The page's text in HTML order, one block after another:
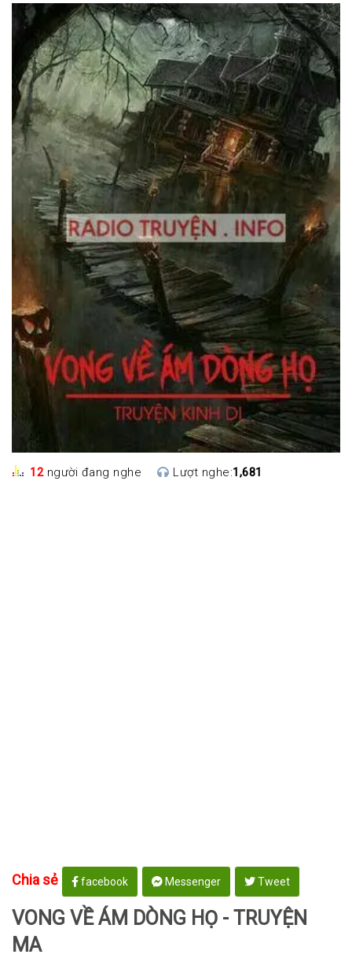
12người đang nghe Lượt nghe:1,681
Chia sẻ facebook Messenger Tweet
VONG VỀ ÁM DÒNG HỌ - TRUYỆN
MA